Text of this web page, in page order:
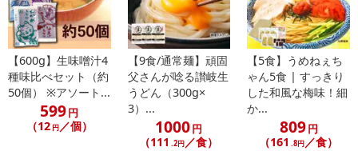
※お支払い方法は、電話料金合算払い、クレジットカード払い、dポ
イントがご利用いただけます。
【発送・お届け・商品について】
※お申込み頂きました商品の同梱、お届けの日時指定はいたしかね
ます。
※お客様のご都合でお受取りいただけない場合、商品の再発送や返
【600g】生味噌汁4
種味比べセット（約
50個） ※アソート...
599円
（12 円／個）
【9食/通常麺】頑固
父さんが唸る讃岐生
うどん（300g×
3）...
1000円
（111 .2円／食）
【5食】うめねぇち
ゃん5食 | すっきり
した和風な梅味！細
か...
809円
（161 .8円／食）